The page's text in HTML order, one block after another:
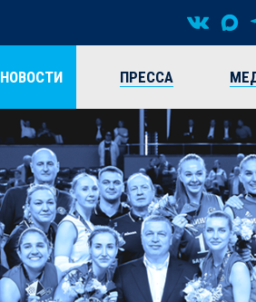
НОВОСТИ ПРЕССА